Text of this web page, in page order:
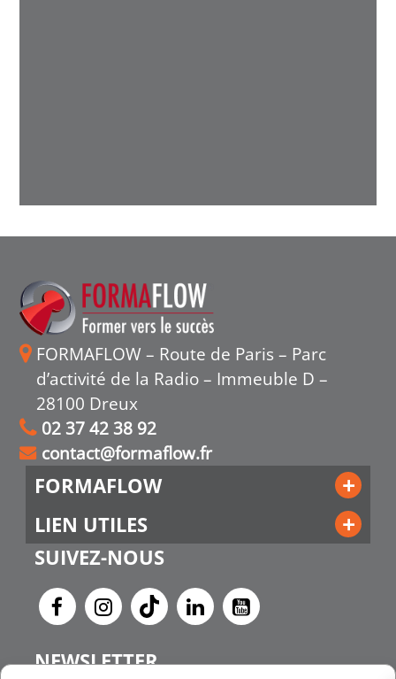
FORMAFLOW – Route de Paris – Parc
d’activité de la Radio – Immeuble D –
28100 Dreux
02 37 42 38 92
contact@formaflow.fr
FORMAFLOW
LIEN UTILES
SUIVEZ-NOUS
NEWSLETTER